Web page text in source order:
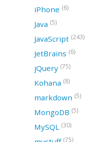
iPhone (6)
Java (5)
JavaScript (243)
JetBrains (6)
jQuery (75)
Kohana (8)
markdown (5)
MongoDB (5)
MySQL (30)
(75)